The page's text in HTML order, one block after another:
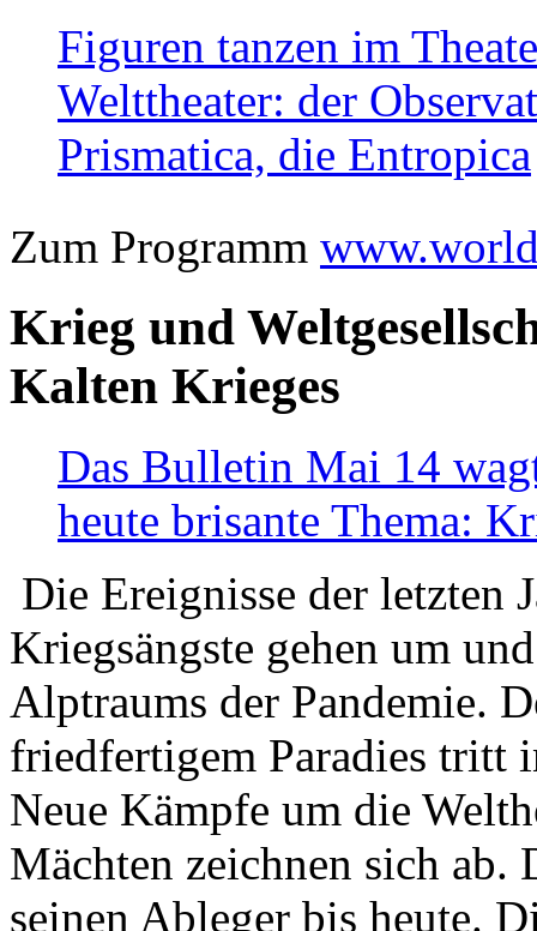
Figuren tanzen im
Welttheater: der
Prismatica, die Entropica
Zum Programm
Krieg und
Kalten Krieges
Das Bulletin Mai 14
heute brisante Thema:
Die Ereignisse der letzten
Kriegsängste gehen um
Alptraums der Pandemie.
friedfertigem Paradies tritt
Neue Kämpfe um die
Mächten zeichnen sich
seinen Ableger bis heute.